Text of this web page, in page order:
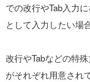
での改行やTab入力
として入力したい場
改行やTabなどの特
がそれぞれ用意され